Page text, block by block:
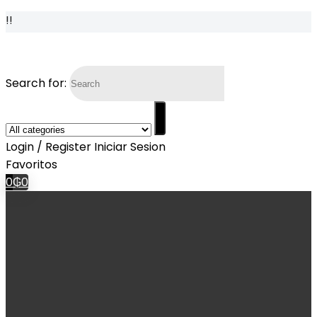
!!
Search for:
Login / Register Iniciar Sesion
Favoritos
0₲0